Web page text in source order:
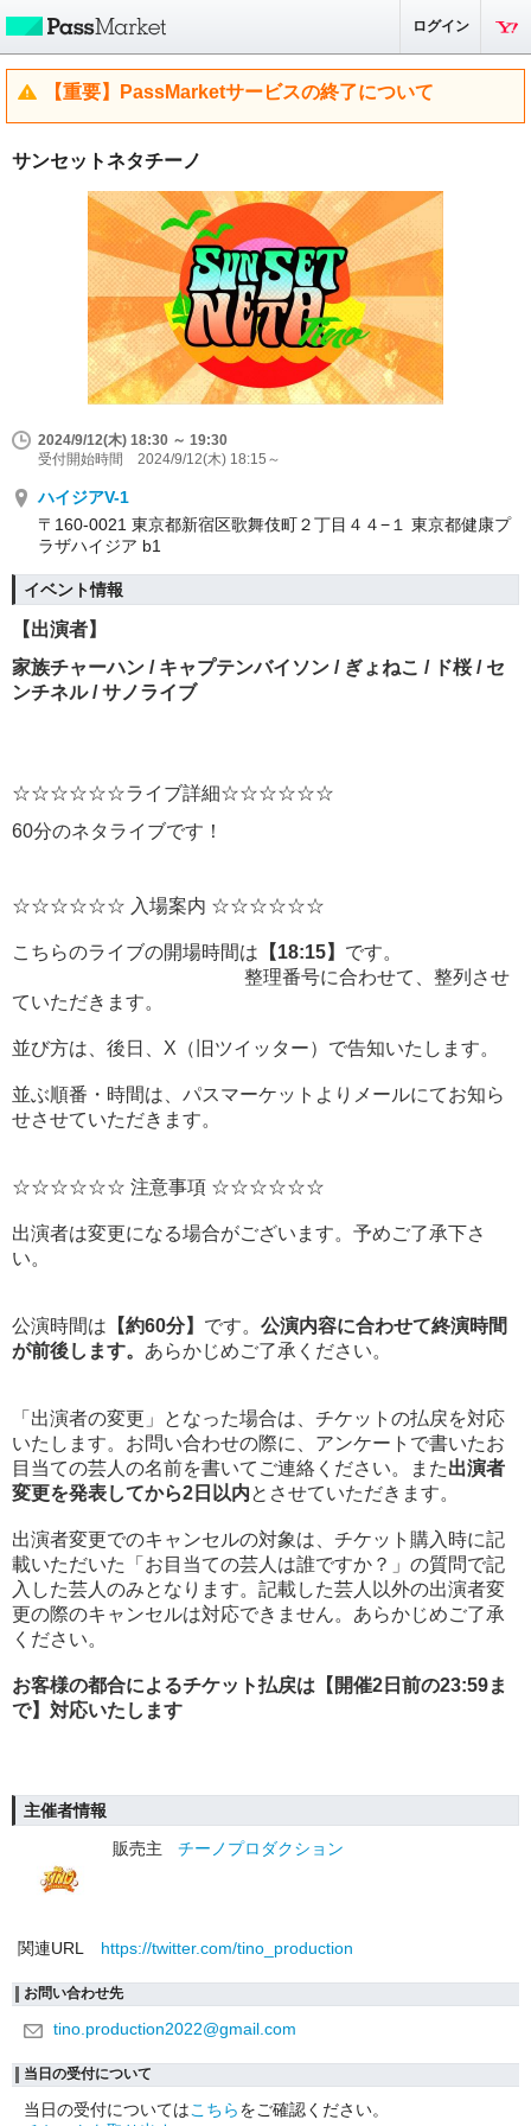
ログイン
【重要】PassMarketサービスの終了について
サンセットネタチーノ
2024/9/12(木) 18:30 ～ 19:30
受付開始時間 2024/9/12(木) 18:15～
ハイジアV-1
〒160-0021 東京都新宿区歌舞伎町２丁目４４−１ 東京都健康プ
ラザハイジア b1
イベント情報
【出演者】
家族チャーハン / キャプテンバイソン / ぎょねこ / ド桜 / セ
ンチネル / サノライブ
☆☆☆☆☆☆ライブ詳細☆☆☆☆☆☆
60分のネタライブです！
☆☆☆☆☆☆ 入場案内 ☆☆☆☆☆☆
こちらのライブの開場時間は 【18:15】 です。
整理番号に合わせて、整列させ
ていただきます。
並び方は、後日、X（旧ツイッター）で告知いたします。
並ぶ順番・時間は、パスマーケットよりメールにてお知ら
せさせていただきます。
☆☆☆☆☆☆ 注意事項 ☆☆☆☆☆☆
出演者は変更になる場合がございます。予めご了承下さ
い。
公演時間は 【約60分】 です。 公演内容に合わせて終演時間
が前後します。 あらかじめご了承ください。
「出演者の変更」となった場合は、チケットの払戻を対応
いたします。お問い合わせの際に、アンケートで書いたお
目当ての芸人の名前を書いてご連絡ください。また出演者
変更を発表してから2日以内とさせていただきます。
出演者変更でのキャンセルの対象は、チケット購入時に記
載いただいた「お目当ての芸人は誰ですか？」の質問で記
入した芸人のみとなります。記載した芸人以外の出演者変
更の際のキャンセルは対応できません。あらかじめご了承
ください。
お客様の都合によるチケット払戻は【開催2日前の23:59ま
で】対応いたします
主催者情報
販売主
チーノプロダクション
関連URL https://twitter.com/tino_production
お問い合わせ先
tino.production2022@gmail.com
当日の受付について
当日の受付についてはこちらをご確認ください。